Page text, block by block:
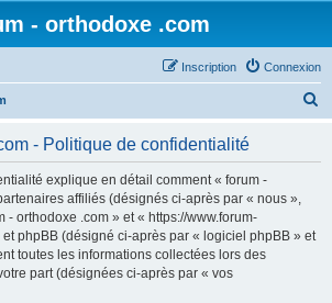
- orthodoxe .com
Connexion
Inscription
- Politique de confidentialité
explique en détail comment « forum -
affiliés (désignés ci-après par « nous »,
- orthodoxe .com » et « https://www.forum-
phpBB (désigné ci-après par « logiciel phpBB » et
toutes les informations collectées lors des
part (désignées ci-après par « vos